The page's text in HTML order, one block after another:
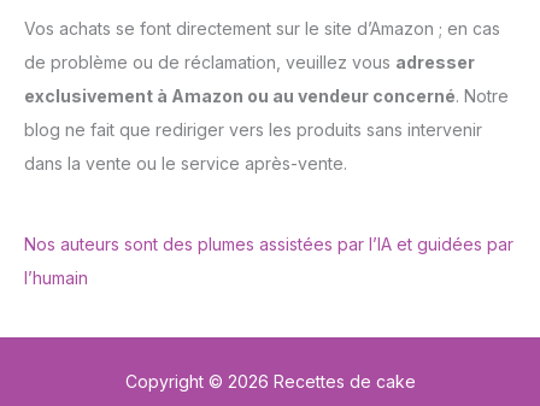
Vos achats se font directement sur le site d’Amazon ; en cas
de problème ou de réclamation, veuillez vous adresser
exclusivement à Amazon ou au vendeur concerné. Notre
blog ne fait que rediriger vers les produits sans intervenir
dans la vente ou le service après-vente.
Nos auteurs sont des plumes assistées par l’IA et guidées par
l’humain
Copyright © 2026 Recettes de cake